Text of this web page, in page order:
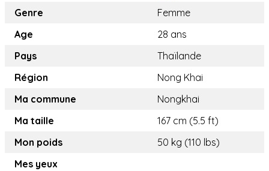
Genre
Femme
Age
28 ans
Pays
Thaïlande
Région
Nong Khai
Ma commune
Nongkhai
Ma taille
167 cm (5.5 ft)
Mon poids
50 kg (110 lbs)
Mes yeux